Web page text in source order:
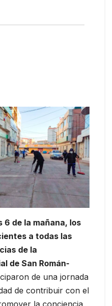
6 de la mañana, los
a todas las
de la
de San Román-
de una jornada
de contribuir con el